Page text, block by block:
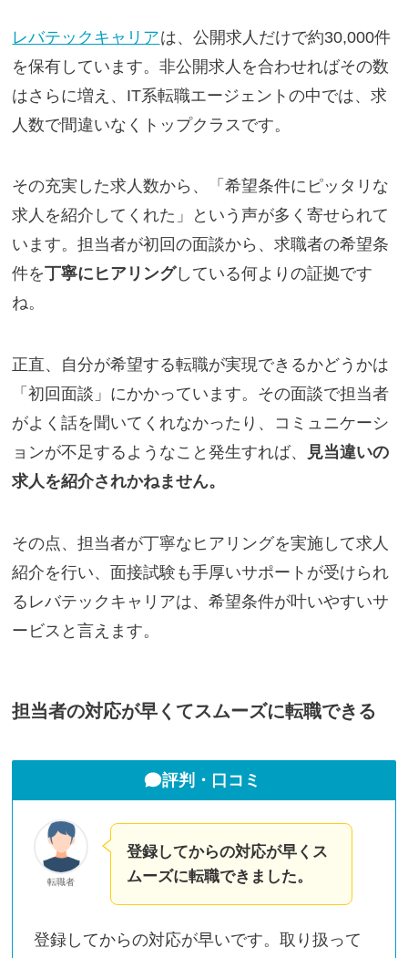
レバテックキャリアは、公開求人だけで約30,000件
を保有しています。非公開求人を合わせればその数
はさらに増え、IT系転職エージェントの中では、求
人数で間違いなくトップクラスです。
その充実した求人数から、「希望条件にピッタリな
求人を紹介してくれた」という声が多く寄せられて
います。担当者が初回の面談から、求職者の希望条
件を丁寧にヒアリングしている何よりの証拠です
ね。
正直、自分が希望する転職が実現できるかどうかは
「初回面談」にかかっています。その面談で担当者
がよく話を聞いてくれなかったり、コミュニケーシ
ョンが不足するようなこと発生すれば、
見当違いの
求人を紹介されかねません。
その点、担当者が丁寧なヒアリングを実施して求人
紹介を行い、面接試験も手厚いサポートが受けられ
るレバテックキャリアは、希望条件が叶いやすいサ
ービスと言えます。
担当者の対応が早くてスムーズに転職できる
評判・口コミ
転職者
登録してからの対応が早くス
ムーズに転職できました。
登録してからの対応が早いです。取り扱って